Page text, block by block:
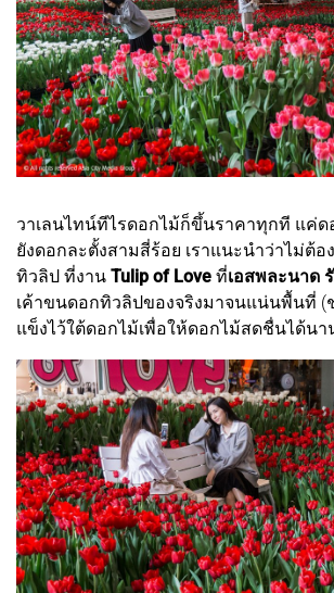
วาเลนไทน์ทีไรดอกไม้ก็ขึ้นราคาทุกที แค่ด
ยังดอกละตั้งสามสี่ร้อย เราแนะนำว่าไม่ต้
ทิวลิป ที่งาน Tulip of Love ที่เอสพละนาด
เค้าขนดอกทิวลิปของจริงมาจนแน่นพื้นที่
แข็งไว้ใต้ดอกไม้เพื่อให้ดอกไม้สดชื่นได้นา